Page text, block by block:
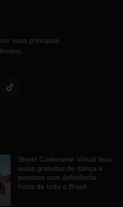
.
suas principais
Street Cadeirante Virtual leva
aulas gratuitas de dança a
pessoas com deficiência
física de todo o Brasil